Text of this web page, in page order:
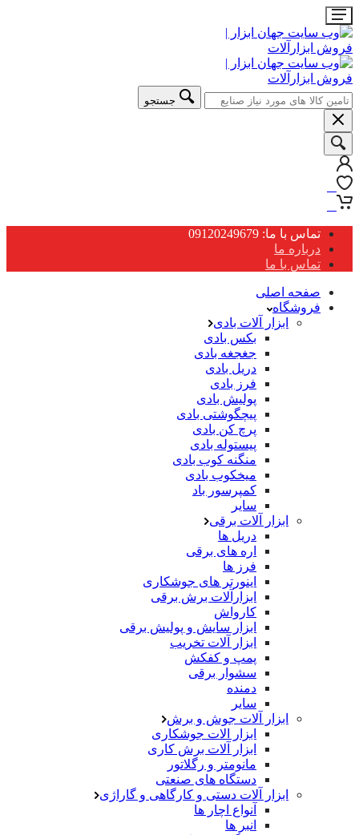
جستجو
تماس با ما: 09120249679
درباره ما
تماس با ما
صفحه اصلی
فروشگاه
ابزار آلات بادی
بکس بادی
جغجغه بادی
دریل بادی
فرز بادی
پولیش بادی
پیچگوشتی بادی
پرچ کن بادی
پیستوله بادی
منگنه کوب بادی
میخکوب بادی
کمپرسور باد
سایر
ابزار آلات برقی
دریل ها
اره های برقی
فرز ها
اینورتر های جوشکاری
ابزارآلات برش برقی
کارواش
ابزار سایش و پولیش برقی
ابزار آلات تخریب
پمپ و کفکش
سشوار برقی
دمنده
سایر
ابزار آلات جوش و برش
ابزار الات جوشکاری
ابزار آلات برش کاری
مانومتر و رگلاتور
دستگاه های صنعتی
ابزار آلات دستی و کارگاهی و گاراژی
آنواع اچار ها
انبر ها